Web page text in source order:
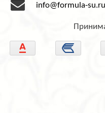
info@formula-su.ru